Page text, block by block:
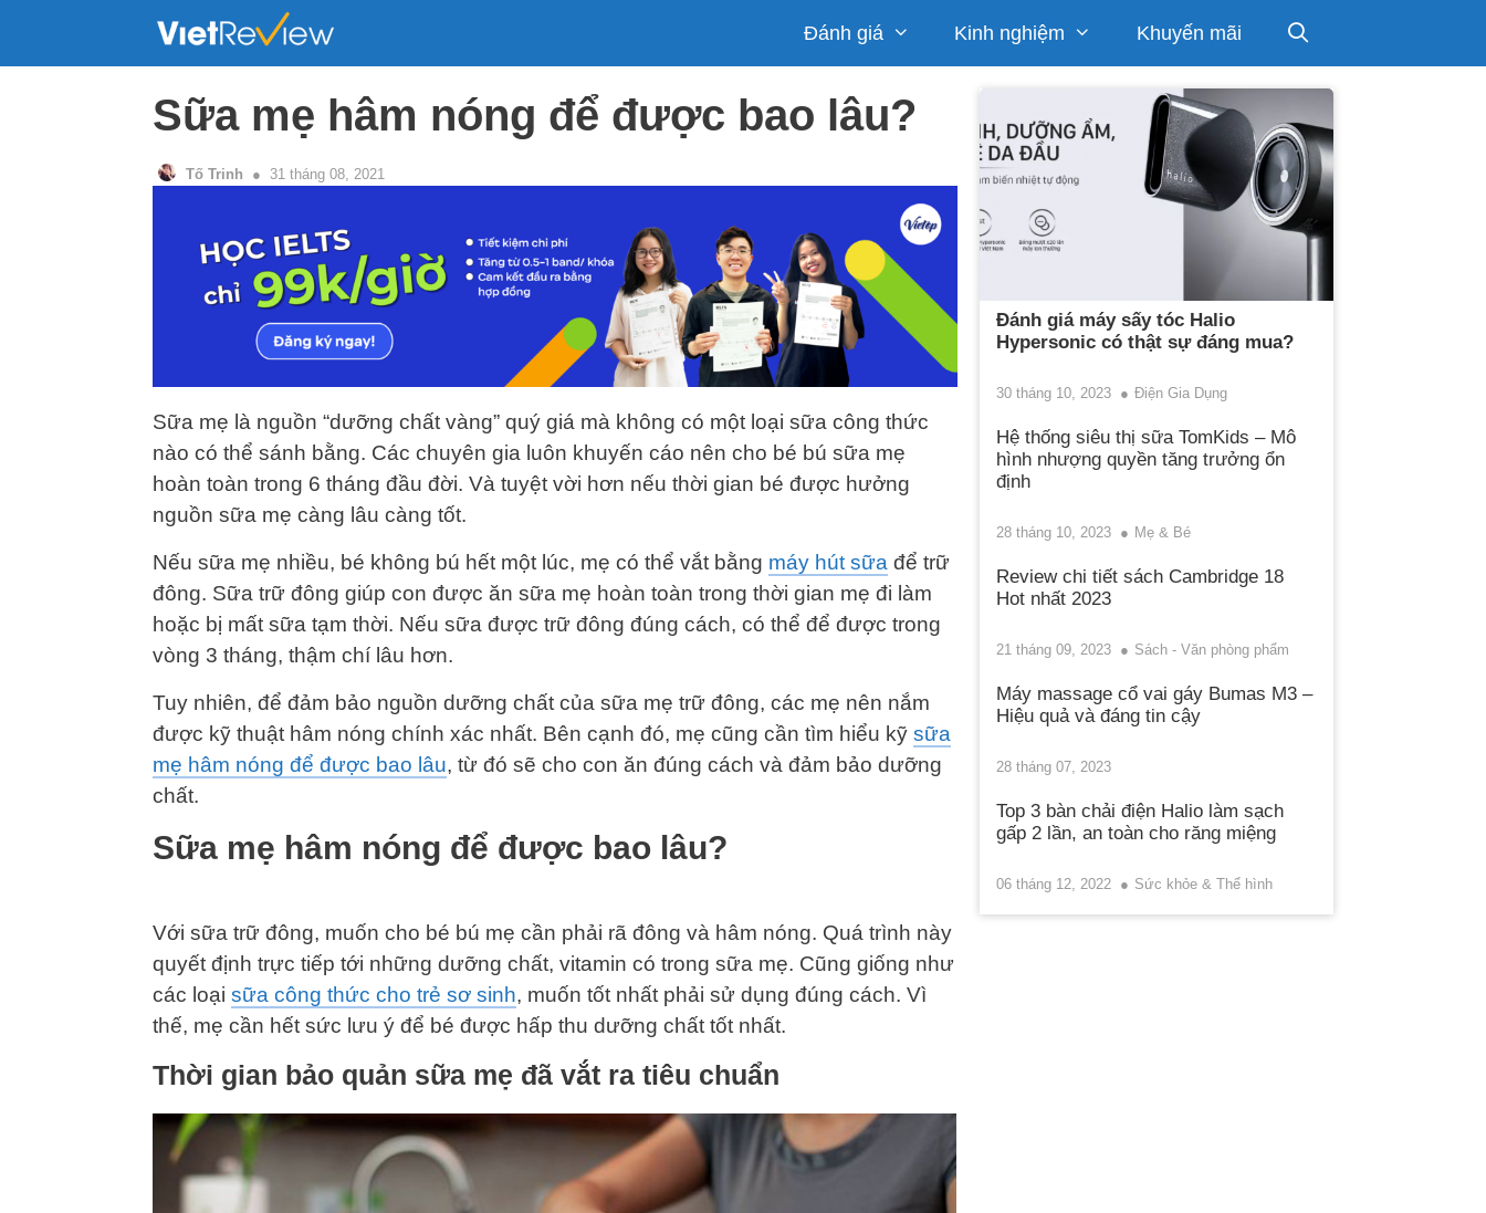
Đánh giá Kinh nghiệm Khuyến mãi
Sữa mẹ hâm nóng để được bao lâu?
Tố Trinh 31 tháng 08, 2021
Sữa mẹ là nguồn “dưỡng chất vàng” quý giá mà không có một loại sữa công thức
nào có thể sánh bằng. Các chuyên gia luôn khuyến cáo nên cho bé bú sữa mẹ
hoàn toàn trong 6 tháng đầu đời. Và tuyệt vời hơn nếu thời gian bé được hưởng
nguồn sữa mẹ càng lâu càng tốt.
Nếu sữa mẹ nhiều, bé không bú hết một lúc, mẹ có thể vắt bằng máy hút sữa để trữ
đông. Sữa trữ đông giúp con được ăn sữa mẹ hoàn toàn trong thời gian mẹ đi làm
hoặc bị mất sữa tạm thời. Nếu sữa được trữ đông đúng cách, có thể để được trong
vòng 3 tháng, thậm chí lâu hơn.
Tuy nhiên, để đảm bảo nguồn dưỡng chất của sữa mẹ trữ đông, các mẹ nên nắm
được kỹ thuật hâm nóng chính xác nhất. Bên cạnh đó, mẹ cũng cần tìm hiểu kỹ sữa
mẹ hâm nóng để được bao lâu, từ đó sẽ cho con ăn đúng cách và đảm bảo dưỡng
chất.
Sữa mẹ hâm nóng để được bao lâu?
Với sữa trữ đông, muốn cho bé bú mẹ cần phải rã đông và hâm nóng. Quá trình này
quyết định trực tiếp tới những dưỡng chất, vitamin có trong sữa mẹ. Cũng giống như
các loại sữa công thức cho trẻ sơ sinh, muốn tốt nhất phải sử dụng đúng cách. Vì
thế, mẹ cần hết sức lưu ý để bé được hấp thu dưỡng chất tốt nhất.
Thời gian bảo quản sữa mẹ đã vắt ra tiêu chuẩn
Đánh giá máy sấy tóc Halio
Hypersonic có thật sự đáng mua?
30 tháng 10, 2023 Điện Gia Dụng
Hệ thống siêu thị sữa TomKids – Mô
hình nhượng quyền tăng trưởng ổn
định
28 tháng 10, 2023 Mẹ & Bé
Review chi tiết sách Cambridge 18
Hot nhất 2023
21 tháng 09, 2023 Sách - Văn phòng phẩm
Máy massage cổ vai gáy Bumas M3 –
Hiệu quả và đáng tin cậy
28 tháng 07, 2023
Top 3 bàn chải điện Halio làm sạch
gấp 2 lần, an toàn cho răng miệng
06 tháng 12, 2022 Sức khỏe & Thể hình